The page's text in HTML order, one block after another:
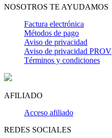
NOSOTROS TE AYUDAMOS
Factura electrónica
Métodos de pago
Aviso de privacidad
Aviso de privacidad PROV
Términos y condiciones
AFILIADO
Acceso afiliado
REDES SOCIALES